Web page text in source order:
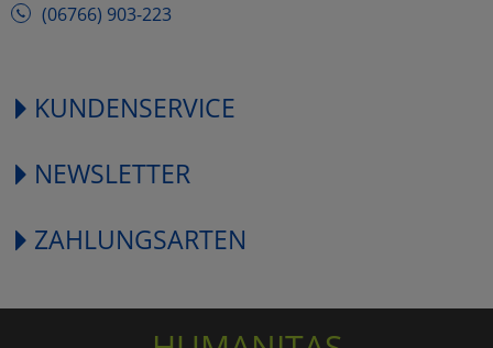
(06766) 903-223
KUNDENSERVICE
NEWSLETTER
ZAHLUNGSARTEN